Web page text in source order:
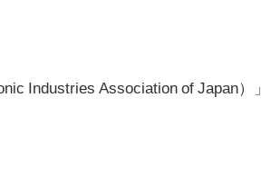
Industries Association of Japan）」